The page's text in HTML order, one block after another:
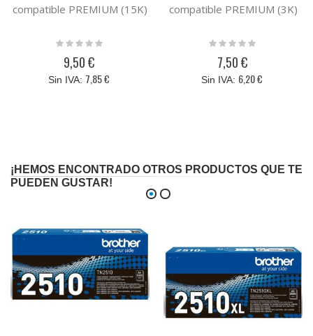
compatible PREMIUM (15K)
Rating:
9,50 €
7,85 €
compatible PREMIUM (3K)
Rating:
7,50 €
6,20 €
¡HEMOS ENCONTRADO OTROS PRODUCTOS QUE TE
PUEDEN GUSTAR!